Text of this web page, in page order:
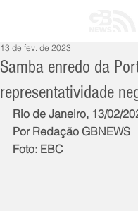
Samba enredo da
representatividade
13 de fev. de 2023
Rio de Janeiro, 13/02/
Por Redação GBNEWS
Foto: EBC